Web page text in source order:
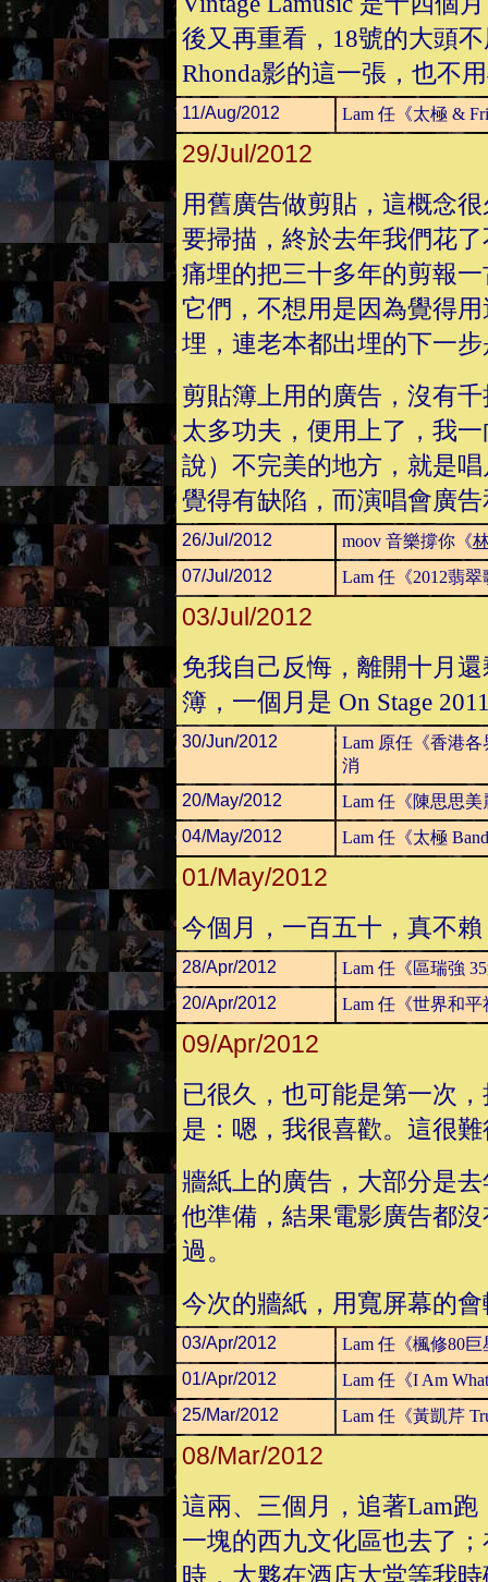
後又再重看，18號的大頭
Rhonda影的這一張，也不
11/Aug/2012 Lam 任《太極 &
29/Jul/2012
用舊廣告做剪貼，這概念
要掃描，終於去年我們花
痛埋的把三十多年的剪報
它們，不想用是因為覺得
埋，連老本都出埋的下一
剪貼簿上用的廣告，沒有
太多功夫，便用上了，我
說）不完美的地方，就是
覺得有缺陷，而演唱會廣
26/Jul/2012 moov 音樂撐你《
07/Jul/2012
Lam 任《2012翡
03/Jul/2012
免我自己反悔，離開十月
簿，一個月是 On Stage
30/Jun/2012
Lam 原任《香港
消
20/May/2012
Lam 任《陳思思
04/May/2012
Lam 任《太極
01/May/2012
今個月，一百五十，真不賴
28/Apr/2012
Lam 任《區瑞強
20/Apr/2012
Lam 任《世界和
09/Apr/2012
已很久，也可能是第一次
是：嗯，我很喜歡。這很
牆紙上的廣告，大部分是
他準備，結果電影廣告都
過。
今次的牆紙，用寬屏幕的
03/Apr/2012
Lam 任《楓修80
01/Apr/2012
Lam 任《I Am
25/Mar/2012
Lam 任《黃凱芹
08/Mar/2012
這兩、三個月，追著Lam
一塊的西九文化區也去了
時，大夥在酒店大堂等我